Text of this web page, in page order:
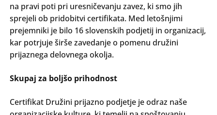
na pravi poti pri uresničevanju zavez, ki smo jih
sprejeli ob pridobitvi certifikata. Med letošnjimi
prejemniki je bilo 16 slovenskih podjetij in organizacij,
kar potrjuje širše zavedanje o pomenu družini
prijaznega delovnega okolja.
Skupaj za boljšo prihodnost
Certifikat Družini prijazno podjetje je odraz naše